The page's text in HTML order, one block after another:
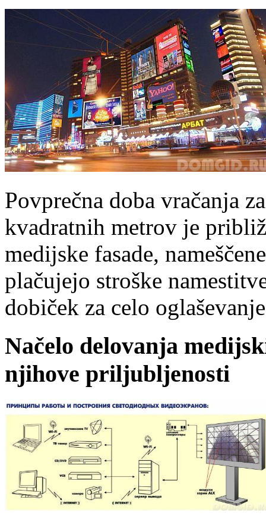
Povprečna doba vračanja
kvadratnih metrov je
medijske fasade,
plačujejo stroške
dobiček za celo
Načelo delovanja
njihove priljubljenosti